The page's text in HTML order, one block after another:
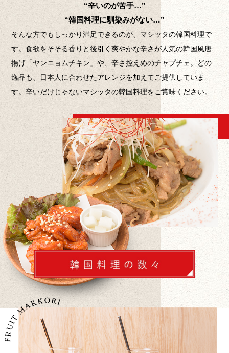
“辛いのが苦手…”
“韓国料理に馴染みがない…”
そんな方でもしっかり満足できるのが、マシッタの韓国料理で
す。食欲をそそる香りと後引く爽やかな辛さが人気の韓国風唐
揚げ「ヤンニョムチキン」や、辛さ控えめのチャプチェ。どの
逸品も、日本人に合わせたアレンジを加えてご提供していま
す。辛いだけじゃないマシッタの韓国料理をご賞味ください。